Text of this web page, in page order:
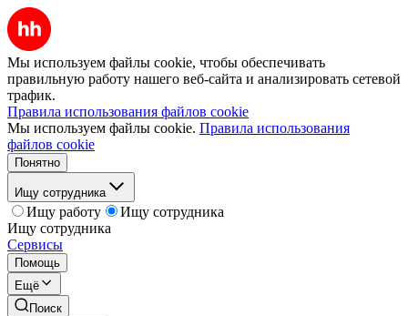
Мы используем файлы cookie, чтобы обеспечивать
правильную работу нашего веб-сайта и анализировать сетевой
трафик.
Правила использования файлов cookie
Мы используем файлы cookie. Правила использования
файлов cookie
Понятно
Ищу сотрудника
Ищу работу
Ищу сотрудника
Ищу сотрудника
Сервисы
Помощь
Ещё
Поиск